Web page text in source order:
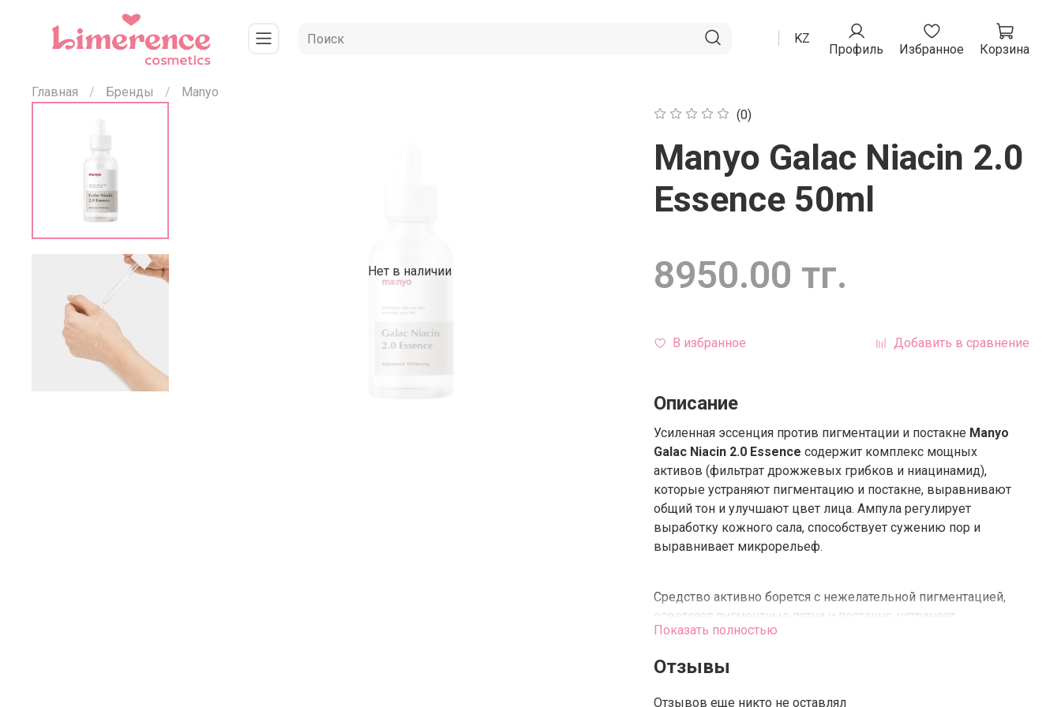
KZ
Профиль Избранное Корзина
Главная Бренды Manyo
Нет в наличии
(0)
Manyo Galac Niacin 2.0
Essence 50ml
8950.00 тг.
В избранное Добавить в сравнение
Описание
Усиленная эссенция против пигментации и постакне Manyo
Galac Niacin 2.0 Essence содержит комплекс мощных
активов (фильтрат дрожжевых грибков и ниацинамид),
которые устраняют пигментацию и постакне, выравнивают
общий тон и улучшают цвет лица. Ампула регулирует
выработку кожного сала, способствует сужению пор и
выравнивает микрорельеф.
Средство активно борется с нежелательной пигментацией,
осветляет пигментные пятна и постакне, устраняет
покраснения и тусклость, выравнивает тон и улучшает цвет
веществами, ускоряет обменные процессы, делает кожу
Показать полностью
Отзывы
Отзывов еще никто не оставлял